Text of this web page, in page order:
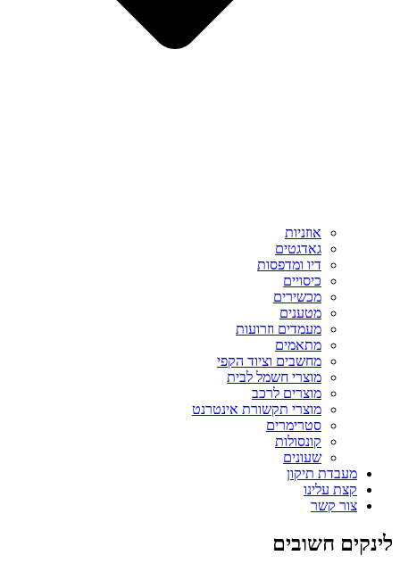
אוזניות
גאדגטים
דיו ומדפסות
כיסויים
מכשירים
מטענים
מעמדים וזרועות
מתאמים
מחשבים וציוד הקפי
מוצרי חשמל לבית
מוצרים לרכב
מוצרי תקשורת אינטרנט
סטרימרים
קונסולות
שעונים
מעבדת תיקון
קצת עלינו
צור קשר
לינקים חשובים